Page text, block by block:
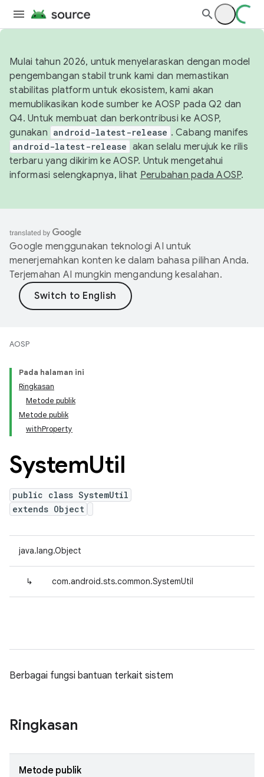
Mulai tahun 2026, untuk menyelaraskan dengan model
pengembangan stabil trunk kami dan memastikan
stabilitas platform untuk ekosistem, kami akan
memublikasikan kode sumber ke AOSP pada Q2 dan
Q4. Untuk membuat dan berkontribusi ke AOSP,
gunakan android-latest-release . Cabang manifes
android-latest-release akan selalu merujuk ke rilis
terbaru yang dikirim ke AOSP. Untuk mengetahui
informasi selengkapnya, lihat Perubahan pada AOSP.
Google menggunakan teknologi AI untuk
menerjemahkan konten ke dalam bahasa pilihan Anda.
Terjemahan AI mungkin mengandung kesalahan.
AOSP
Pada halaman ini
Ringkasan
Metode publik
Metode publik
withProperty
SystemUtil
public class SystemUtil
extends Object
java.lang.Object
↳ com.android.sts.common.SystemUtil
Berbagai fungsi bantuan terkait sistem
Ringkasan
Metode publik